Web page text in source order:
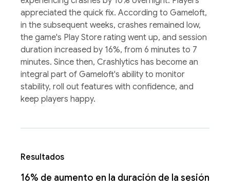
appreciated the quick fix. According to Gameloft,
in the subsequent weeks, crashes remained low,
the game's Play Store rating went up, and session
duration increased by 16%, from 6 minutes to 7
minutes. Since then, Crashlytics has become an
integral part of Gameloft's ability to monitor
stability, roll out features with confidence, and
keep players happy.
Resultados
16% de aumento en la duración de la sesión